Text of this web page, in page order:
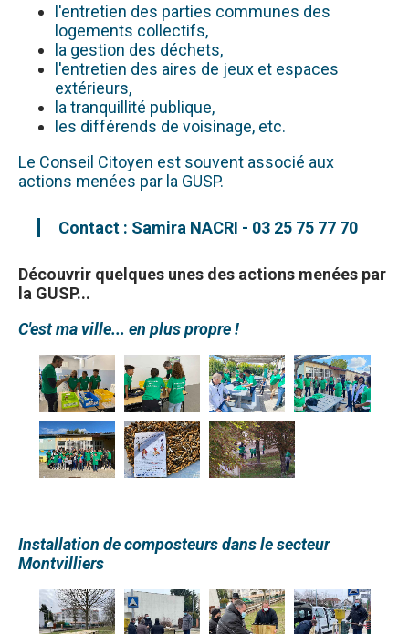
l'entretien des parties communes des
logements collectifs,
la gestion des déchets,
l'entretien des aires de jeux et espaces
extérieurs,
la tranquillité publique,
les différends de voisinage, etc.
Le Conseil Citoyen est souvent associé aux
actions menées par la GUSP.
Contact : Samira NACRI - 03 25 75 77 70
Découvrir quelques unes des actions menées par
la GUSP...
C'est ma ville... en plus propre !
Installation de composteurs dans le secteur
Montvilliers